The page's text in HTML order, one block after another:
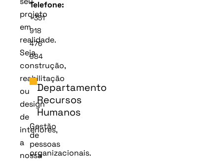
projeto
em
realidade.
Seja
construção,
reabilitação
ou
design
de
interiores,
a
nossa
Telefone:
+351
918
476
984
Departamento
Recursos
Humanos
Gestão
de
pessoas
organizacionais.